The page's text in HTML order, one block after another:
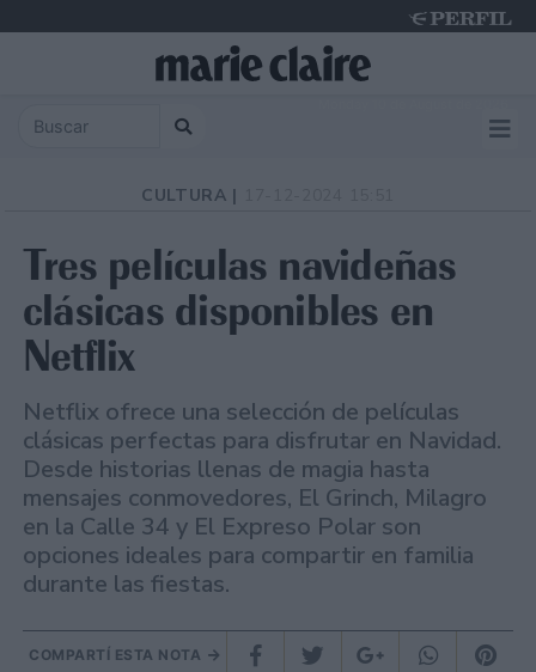
CULTURA |
Tres películas navideñas
clásicas disponibles en
Netflix
Netflix ofrece una selección de películas
clásicas perfectas para disfrutar en Navidad.
Desde historias llenas de magia hasta
mensajes conmovedores, El Grinch, Milagro
en la Calle 34 y El Expreso Polar son
opciones ideales para compartir en familia
durante las fiestas.
COMPARTÍ ESTA NOTA